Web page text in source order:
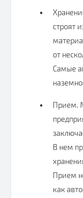
строят
от
Самые
Прием.
В нем
Прием
как